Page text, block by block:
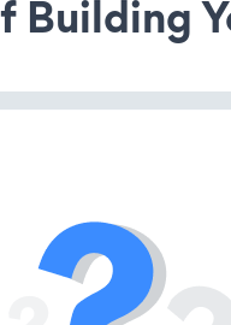
Building